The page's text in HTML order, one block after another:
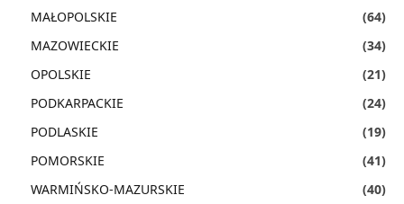
MAŁOPOLSKIE
(64)
MAZOWIECKIE
(34)
OPOLSKIE
(21)
PODKARPACKIE
(24)
PODLASKIE
(19)
POMORSKIE
(41)
WARMIŃSKO-MAZURSKIE
(40)